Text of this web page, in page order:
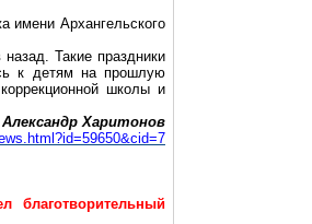
имени Архангельского
Такие праздники
к детям на прошлую
школы и
Харитонов
благотворительный